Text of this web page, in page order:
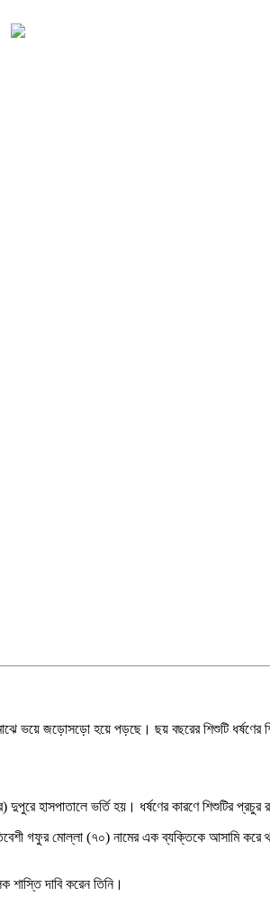
ভয়ে জড়োসড়ো হয়ে পড়ছে। ছয় বছরের শিশুটি ধর্ষণের
হাসপাতালে ভর্তি হয়। ধর্ষণের কারণে শিশুটির প্রচুর
গফুর মোল্লা (৭০) নামের এক ব্যক্তিকে আসামি
শাস্তি দাবি করেন তিনি।